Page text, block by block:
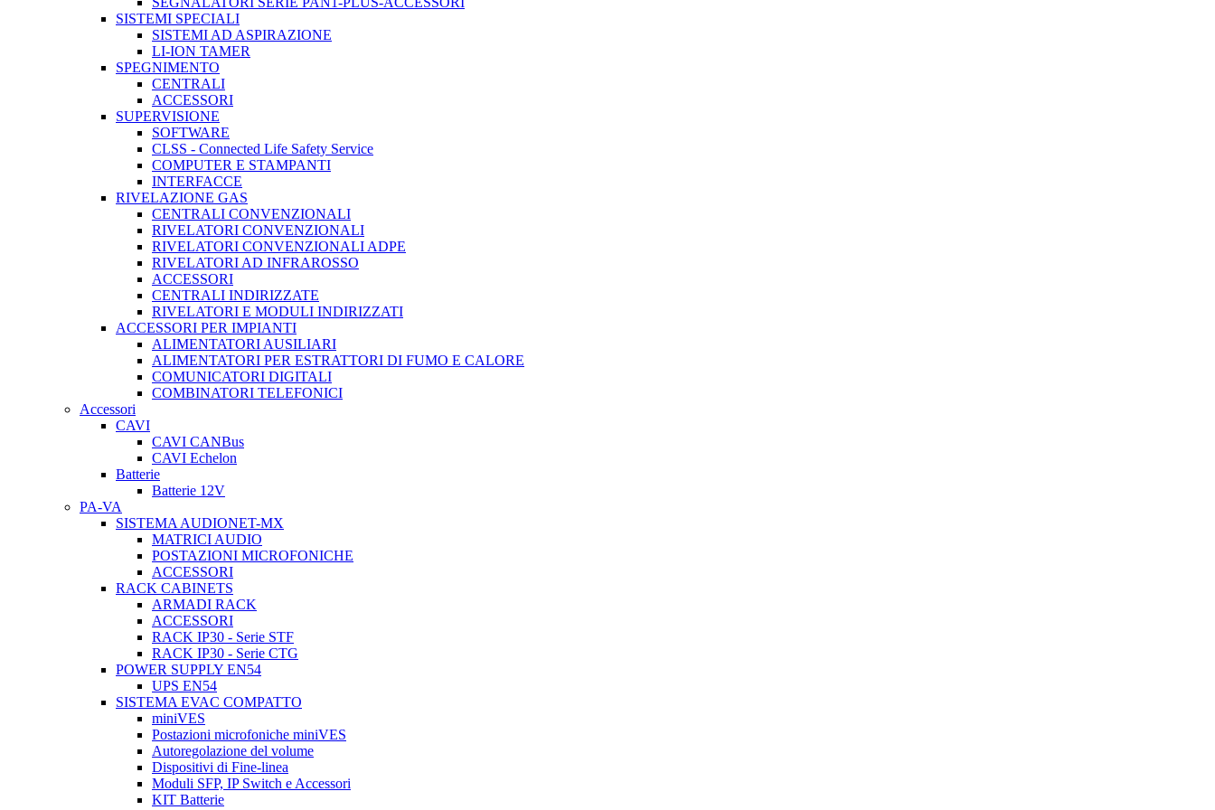
SISTEMI SPECIALI
SISTEMI AD ASPIRAZIONE
LI-ION TAMER
SPEGNIMENTO
CENTRALI
ACCESSORI
SUPERVISIONE
SOFTWARE
CLSS - Connected Life Safety Service
COMPUTER E STAMPANTI
INTERFACCE
RIVELAZIONE GAS
CENTRALI CONVENZIONALI
RIVELATORI CONVENZIONALI
RIVELATORI CONVENZIONALI ADPE
RIVELATORI AD INFRAROSSO
ACCESSORI
CENTRALI INDIRIZZATE
RIVELATORI E MODULI INDIRIZZATI
ACCESSORI PER IMPIANTI
ALIMENTATORI AUSILIARI
ALIMENTATORI PER ESTRATTORI DI FUMO E CALORE
COMUNICATORI DIGITALI
COMBINATORI TELEFONICI
Accessori
CAVI
CAVI CANBus
CAVI Echelon
Batterie
Batterie 12V
PA-VA
SISTEMA AUDIONET-MX
MATRICI AUDIO
POSTAZIONI MICROFONICHE
ACCESSORI
RACK CABINETS
ARMADI RACK
ACCESSORI
RACK IP30 - Serie STF
RACK IP30 - Serie CTG
POWER SUPPLY EN54
UPS EN54
SISTEMA EVAC COMPATTO
miniVES
Postazioni microfoniche miniVES
Autoregolazione del volume
Dispositivi di Fine-linea
Moduli SFP, IP Switch e Accessori
KIT Batterie